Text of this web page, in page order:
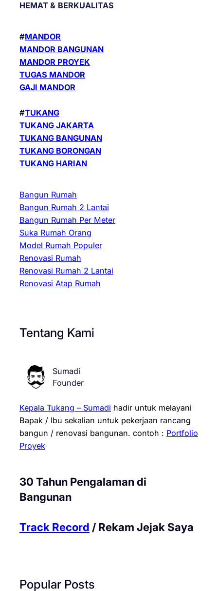
HEMAT & BERKUALITAS
#MANDOR
MANDOR BANGUNAN
MANDOR PROYEK
TUGAS MANDOR
GAJI MANDOR
#TUKANG
TUKANG JAKARTA
TUKANG BANGUNAN
TUKANG BORONGAN
TUKANG HARIAN
Bangun Rumah
Bangun Rumah 2 Lantai
Bangun Rumah Per Meter
Suka Rumah Orang
Model Rumah Populer
Renovasi Rumah
Renovasi Rumah 2 Lantai
Renovasi Atap Rumah
Tentang Kami
Sumadi
Founder
Kepala Tukang – Sumadi hadir untuk melayani
Bapak / Ibu sekalian untuk pekerjaan rancang
bangun / renovasi bangunan. contoh : Portfolio
Proyek
30 Tahun Pengalaman di
Bangunan
Track Record / Rekam Jejak Saya
Popular Posts